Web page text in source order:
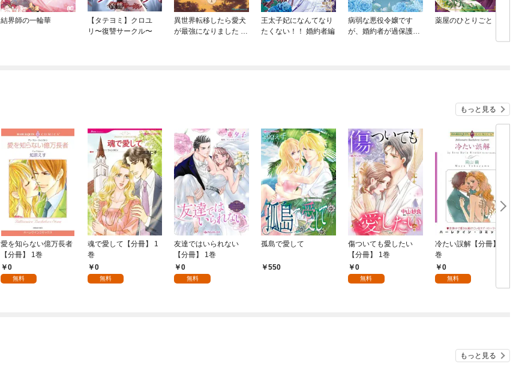
結界師の一輪華
【タテヨミ】クロユ
リ〜復讐サークル〜
異世界転移したら愛犬
が最強になりました ～
王太子妃になんてなり
たくない！！ 婚約者編
病弱な悪役令嬢です
が、婚約者が過保護す
薬屋のひとりごと
もっと見る
愛を知らない億万長者
【分冊】 1巻
0
無料
魂で愛して【分冊】 1
巻
0
無料
友達ではいられない
【分冊】 1巻
0
無料
孤島で愛して
550
傷ついても愛したい
【分冊】 1巻
0
無料
冷たい誤解【分冊】 1
巻
0
無料
もっと見る